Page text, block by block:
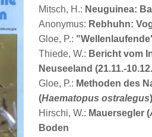
Mitsch, H.: Neuguinea:
Anonymus: Rebhuhn:
Gloe, P.:
Thiede, W.: Bericht vom
Neuseeland (21.11.-
Gloe, P.: Methoden des
(Haematopus ostralegus
Hirschi, W.: Mauersegler (
Boden